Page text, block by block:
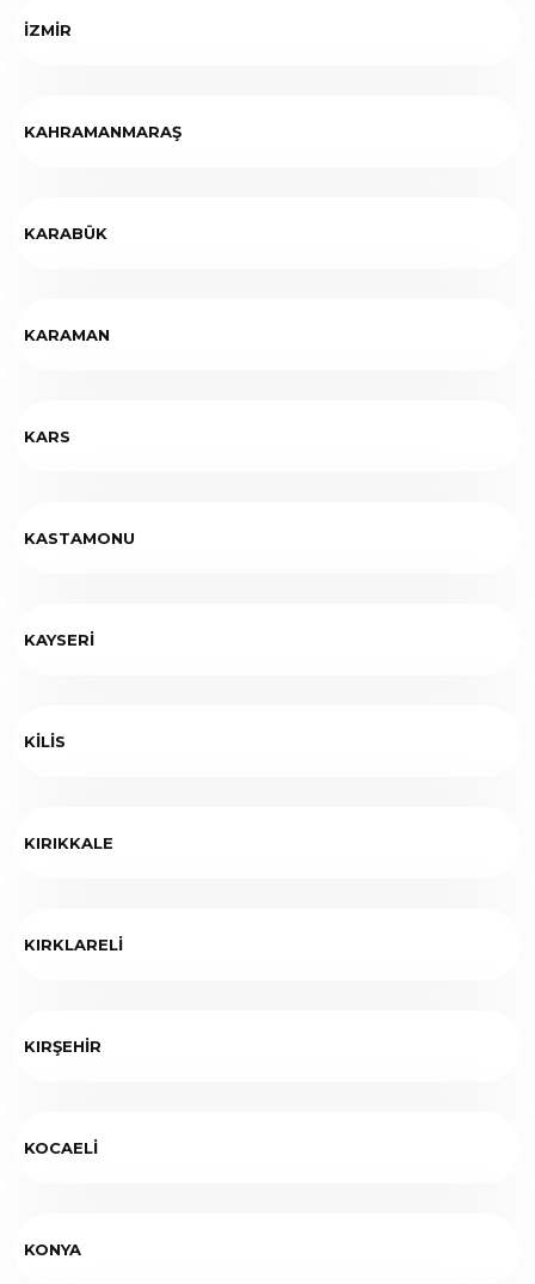
İZMİR
KAHRAMANMARAŞ
KARABÜK
KARAMAN
KARS
KASTAMONU
KAYSERİ
KİLİS
KIRIKKALE
KIRKLARELİ
KIRŞEHİR
KOCAELİ
KONYA